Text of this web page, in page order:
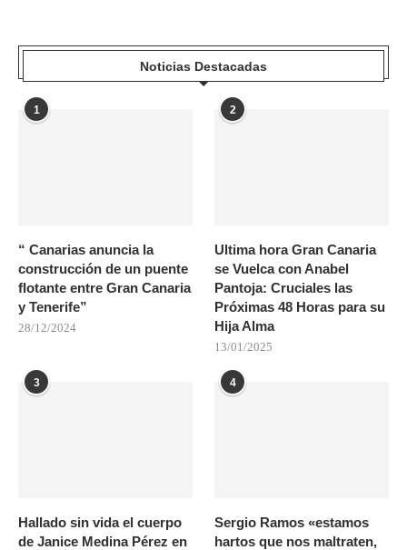
Noticias Destacadas
1
“ Canarias anuncia la
construcción de un puente
flotante entre Gran Canaria
y Tenerife”
28/12/2024
2
Ultima hora Gran Canaria
se Vuelca con Anabel
Pantoja: Cruciales las
Próximas 48 Horas para su
Hija Alma
13/01/2025
3
Hallado sin vida el cuerpo
de Janice Medina Pérez en
4
Sergio Ramos «estamos
hartos que nos maltraten,